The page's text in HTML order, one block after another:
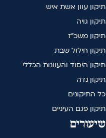
תיקון עוון אשת איש
תיקון גויה
תיקון משכ"ז
תיקון חילול שבת
תיקון היסוד והעוונות הכללי
תיקון נדה
כל התיקונים
תיקון פגם העיניים
שיעורים